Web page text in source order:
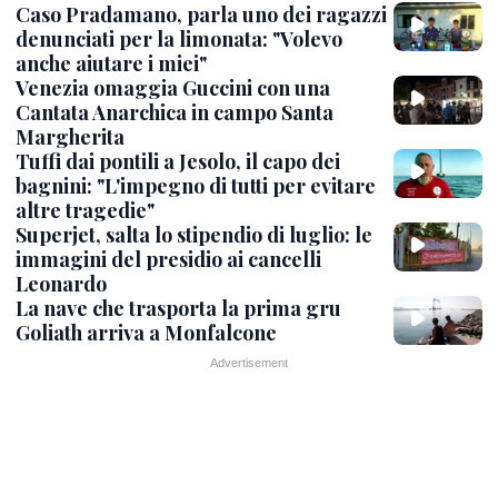
Caso Pradamano, parla uno dei ragazzi
denunciati per la limonata: "Volevo
anche aiutare i miei"
Venezia omaggia Guccini con una
Cantata Anarchica in campo Santa
Margherita
Tuffi dai pontili a Jesolo, il capo dei
bagnini: "L'impegno di tutti per evitare
altre tragedie"
Superjet, salta lo stipendio di luglio: le
immagini del presidio ai cancelli
Leonardo
La nave che trasporta la prima gru
Goliath arriva a Monfalcone